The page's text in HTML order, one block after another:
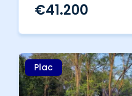
€41.200
Plac